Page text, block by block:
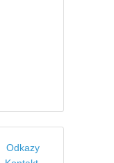
Odkazy